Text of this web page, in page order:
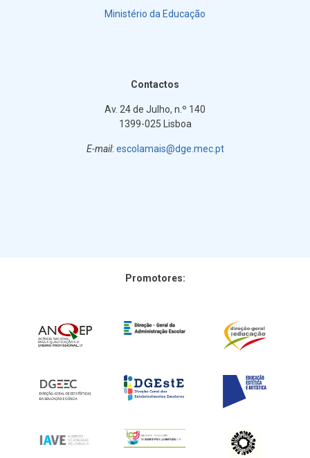
Ministério da Educação
Contactos
Av. 24 de Julho, n.º 140
1399-025 Lisboa
E-mail: escolamais@dge.mec.pt
Promotores: